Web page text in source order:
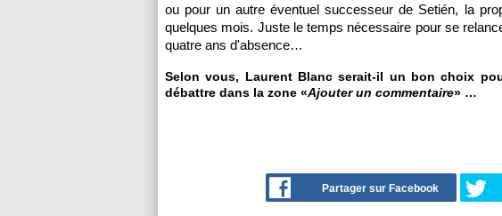
ou pour un autre éventuel successeur de Setién, la
quelques mois. Juste le temps nécessaire pour se
quatre ans d'absence…
Selon vous, Laurent Blanc serait-il un bon choix
débattre dans la zone «Ajouter un commentaire» …
Partager sur Facebook